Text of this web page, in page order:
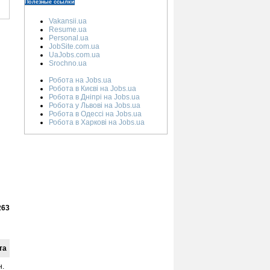
Полезные ссылки
Vakansii.ua
Resume.ua
Personal.ua
JobSite.com.ua
UaJobs.com.ua
Srochno.ua
Робота на Jobs.ua
Робота в Києві на Jobs.ua
Робота в Дніпрі на Jobs.ua
Робота у Львові на Jobs.ua
Робота в Одессі на Jobs.ua
Робота в Харкові на Jobs.ua